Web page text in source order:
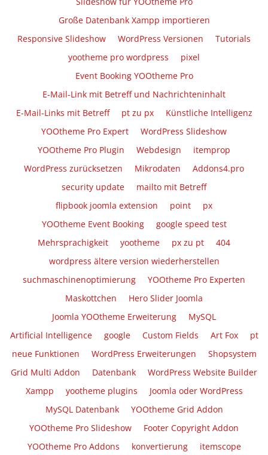
Große Datenbank Xampp importieren
Responsive Slideshow
WordPress Versionen
Tutorials
yootheme pro wordpress
pixel
Event Booking YOOtheme Pro
E-Mail-Link mit Betreff und Nachrichteninhalt
E-Mail-Links mit Betreff
pt zu px
Künstliche Intelligenz
YOOtheme Pro Expert
WordPress Slideshow
YOOtheme Pro Plugin
Webdesign
itemprop
WordPress zurücksetzen
Mikrodaten
Addons4.pro
security update
mailto mit Betreff
flipbook joomla extension
point
px
YOOtheme Event Booking
google speed test
Mehrsprachigkeit
yootheme px zu pt
404
wordpress ältere version wiederherstellen
suchmaschinenoptimierung
YOOtheme Pro Experten
Maskottchen
Hero Slider Joomla
Joomla YOOtheme Erweiterung
MySQL
Artificial Intelligence
google Custom Fields Art Fox
pt
neue Funktionen
WordPress Erweiterungen
Shopsystem
Grid Multi Addon
Datenbank
WordPress Website Builder
Xampp
yootheme plugins
Joomla oder WordPress
MySQL Datenbank
YOOtheme Grid Addon
YOOtheme Pro Slideshow
Footer Copyright Addon
YOOtheme Pro Addons
konvertierung itemscope